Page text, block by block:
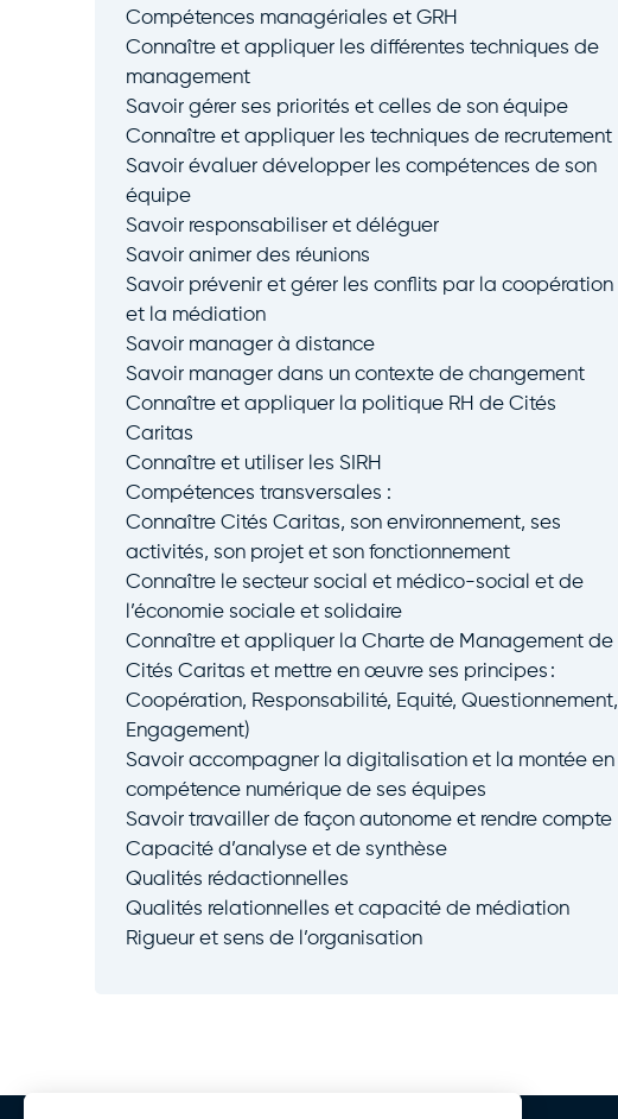
Compétences managériales et GRH
Connaître et appliquer les différentes techniques de
management
Savoir gérer ses priorités et celles de son équipe
Connaître et appliquer les techniques de recrutement
Savoir évaluer développer les compétences de son
équipe
Savoir responsabiliser et déléguer
Savoir animer des réunions
Savoir prévenir et gérer les conflits par la coopération
et la médiation
Savoir manager à distance
Savoir manager dans un contexte de changement
Connaître et appliquer la politique RH de Cités
Caritas
Connaître et utiliser les SIRH
Compétences transversales :
Connaître Cités Caritas, son environnement, ses
activités, son projet et son fonctionnement
Connaître le secteur social et médico-social et de
l’économie sociale et solidaire
Connaître et appliquer la Charte de Management de
Cités Caritas et mettre en œuvre ses principes :
Coopération, Responsabilité, Equité, Questionnement,
Engagement)
Savoir accompagner la digitalisation et la montée en
compétence numérique de ses équipes
Savoir travailler de façon autonome et rendre compte
Capacité d’analyse et de synthèse
Qualités rédactionnelles
Qualités relationnelles et capacité de médiation
Rigueur et sens de l’organisation